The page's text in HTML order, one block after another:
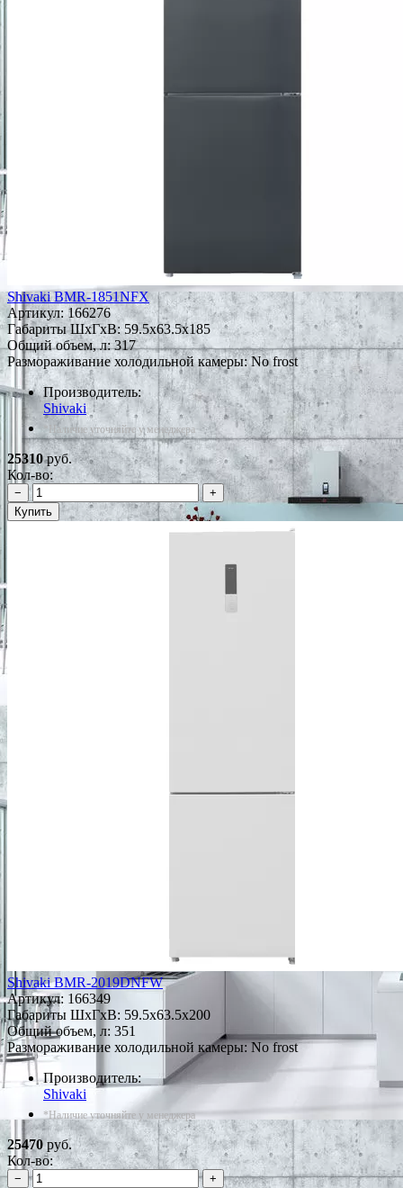
Shivaki BMR-1851NFX
Артикул: 166276
Габариты ШxГxВ: 59.5x63.5x185
Общий объем, л: 317
Размораживание холодильной камеры: No frost
Производитель:
Shivaki
*Наличие уточняйте у менеджера
25310руб.
Кол-во:
−
+
Купить
Shivaki BMR-2019DNFW
Артикул: 166349
Габариты ШxГxВ: 59.5x63.5x200
Общий объем, л: 351
Размораживание холодильной камеры: No frost
Производитель:
Shivaki
*Наличие уточняйте у менеджера
25470руб.
Кол-во:
− +